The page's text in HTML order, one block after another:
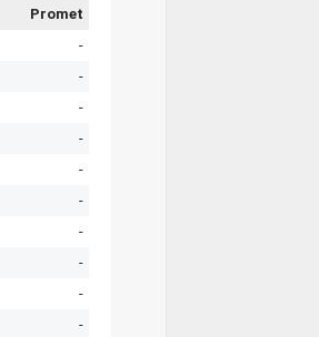
Promet
-
-
-
-
-
-
-
-
-
-